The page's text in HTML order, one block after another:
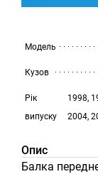
Модель
Кузов
Рік
випуску
1998,
2004,
Опис
Балка